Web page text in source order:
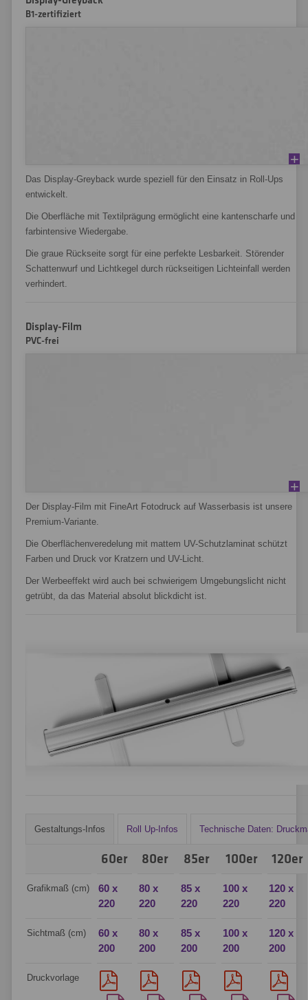
B1-zertifiziert
Das Display-Greyback wurde speziell für den Einsatz in Roll-Ups
entwickelt.
Die Oberfläche mit Textilprägung ermöglicht eine kantenscharfe und
farbintensive Wiedergabe.
Die graue Rückseite sorgt für eine perfekte Lesbarkeit. Störender
Schattenwurf und Lichtkegel durch rückseitigen Lichteinfall werden
verhindert.
Display-Film
PVC-frei
Der Display-Film mit FineArt Fotodruck auf Wasserbasis ist unsere
Premium-Variante.
Die Oberflächenveredelung mit mattem UV-Schutzlaminat schützt
Farben und Druck vor Kratzern und UV-Licht.
Der Werbeeffekt wird auch bei schwierigem Umgebungslicht nicht
getrübt, da das Material absolut blickdicht ist.
Gestaltungs-Infos Roll Up-Infos Technische Daten:
60er 80er 85er 100er 120er
Grafikmaß (cm)
60 x
220
80 x
220
85 x
220
100 x
220
120 x
220
Sichtmaß (cm)
60 x
200
80 x
200
85 x
200
100 x
200
120 x
200
Druckvorlage